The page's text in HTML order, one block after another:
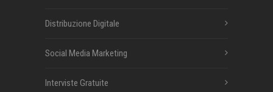
Distribuzione Digitale
Social Media Marketing
Interviste Gratuite